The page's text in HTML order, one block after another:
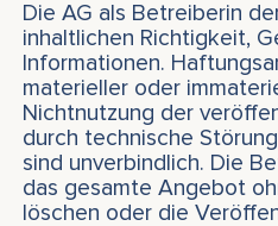
Die AG als Betreiberin
inhaltlichen Richtigkeit,
Informationen.
materieller oder
Nichtnutzung der
durch technische
sind unverbindlich. Die
das gesamte Angebot
löschen oder die